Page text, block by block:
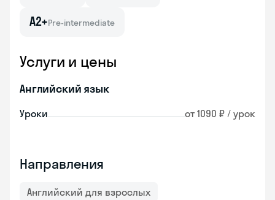
A2+Pre-intermediate
Услуги и цены
Английский язык
Уроки от 1090 ₽ / урок
Направления
Английский для взрослых